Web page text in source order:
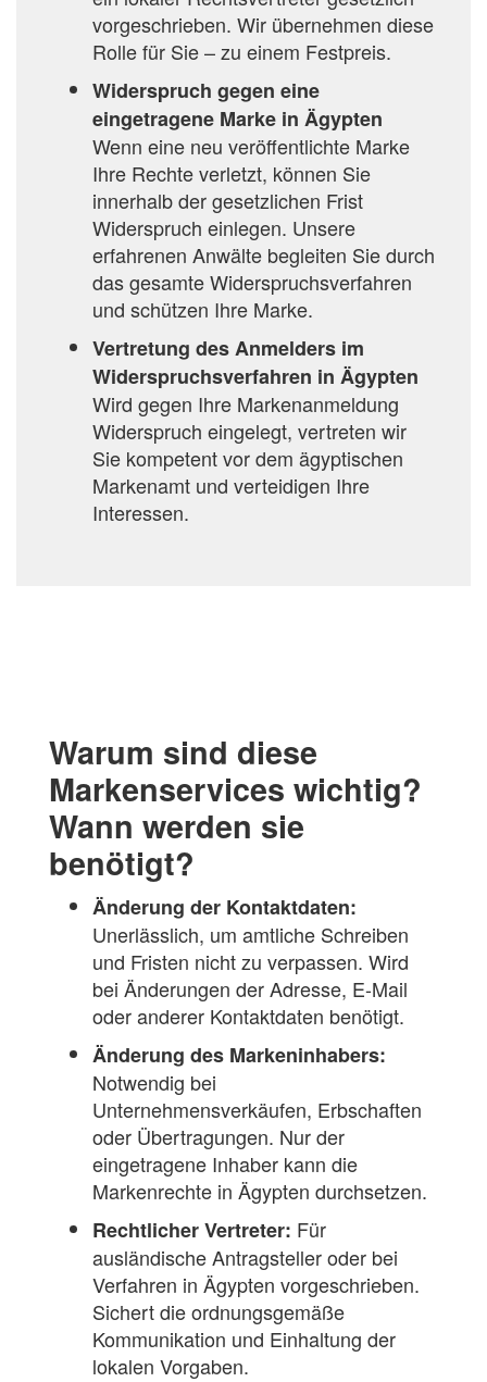
vorgeschrieben. Wir übernehmen diese
Rolle für Sie – zu einem Festpreis.
Widerspruch gegen eine
eingetragene Marke in Ägypten
Wenn eine neu veröffentlichte Marke
Ihre Rechte verletzt, können Sie
innerhalb der gesetzlichen Frist
Widerspruch einlegen. Unsere
erfahrenen Anwälte begleiten Sie durch
das gesamte Widerspruchsverfahren
und schützen Ihre Marke.
Vertretung des Anmelders im
Widerspruchsverfahren in Ägypten
Wird gegen Ihre Markenanmeldung
Widerspruch eingelegt, vertreten wir
Sie kompetent vor dem ägyptischen
Markenamt und verteidigen Ihre
Interessen.
Warum sind diese
Markenservices wichtig?
Wann werden sie
benötigt?
Änderung der Kontaktdaten:
Unerlässlich, um amtliche Schreiben
und Fristen nicht zu verpassen. Wird
bei Änderungen der Adresse, E-Mail
oder anderer Kontaktdaten benötigt.
Änderung des Markeninhabers:
Notwendig bei
Unternehmensverkäufen, Erbschaften
oder Übertragungen. Nur der
eingetragene Inhaber kann die
Markenrechte in Ägypten durchsetzen.
Rechtlicher Vertreter: Für
ausländische Antragsteller oder bei
Verfahren in Ägypten vorgeschrieben.
Sichert die ordnungsgemäße
Kommunikation und Einhaltung der
lokalen Vorgaben.